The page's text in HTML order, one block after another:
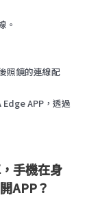
。
照鏡的連線配
Edge APP，透過
手機在身
APP？